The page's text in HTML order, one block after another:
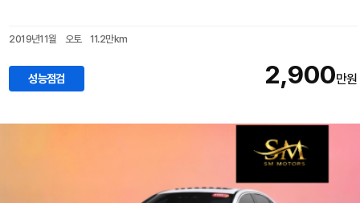
2019년11월 오토 11.2만km
성능점검 2,900만원